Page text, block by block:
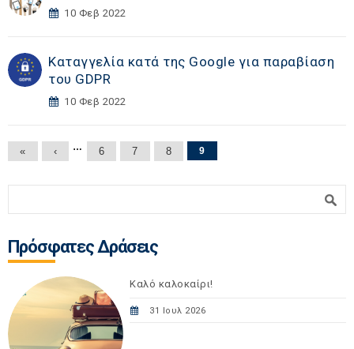
10 Φεβ 2022
Kαταγγελία κατά της Google για παραβίαση
του GDPR
10 Φεβ 2022
Σελίδες
« ‹ … 6 7 8 9
Πρόσφατες Δράσεις
Καλό καλοκαίρι!
31 Ιουλ 2026